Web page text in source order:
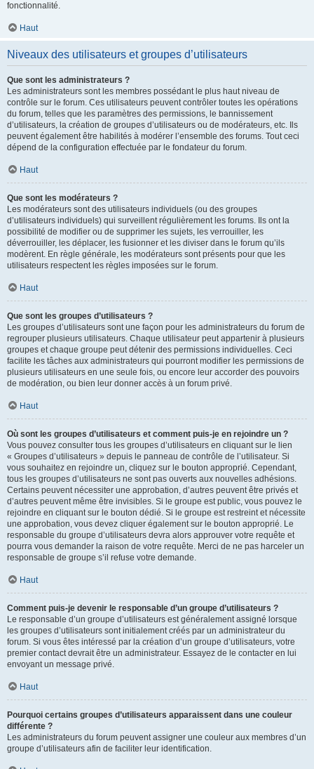
fonctionnalité.
Haut
Niveaux des utilisateurs et groupes d’utilisateurs
Que sont les administrateurs ?
Les administrateurs sont les membres possédant le plus haut niveau de
contrôle sur le forum. Ces utilisateurs peuvent contrôler toutes les opérations
du forum, telles que les paramètres des permissions, le bannissement
d’utilisateurs, la création de groupes d’utilisateurs ou de modérateurs, etc. Ils
peuvent également être habilités à modérer l’ensemble des forums. Tout ceci
dépend de la configuration effectuée par le fondateur du forum.
Haut
Que sont les modérateurs ?
Les modérateurs sont des utilisateurs individuels (ou des groupes
d’utilisateurs individuels) qui surveillent régulièrement les forums. Ils ont la
possibilité de modifier ou de supprimer les sujets, les verrouiller, les
déverrouiller, les déplacer, les fusionner et les diviser dans le forum qu’ils
modèrent. En règle générale, les modérateurs sont présents pour que les
utilisateurs respectent les règles imposées sur le forum.
Haut
Que sont les groupes d’utilisateurs ?
Les groupes d’utilisateurs sont une façon pour les administrateurs du forum de
regrouper plusieurs utilisateurs. Chaque utilisateur peut appartenir à plusieurs
groupes et chaque groupe peut détenir des permissions individuelles. Ceci
facilite les tâches aux administrateurs qui pourront modifier les permissions de
plusieurs utilisateurs en une seule fois, ou encore leur accorder des pouvoirs
de modération, ou bien leur donner accès à un forum privé.
Haut
Où sont les groupes d’utilisateurs et comment puis-je en rejoindre un ?
Vous pouvez consulter tous les groupes d’utilisateurs en cliquant sur le lien
« Groupes d’utilisateurs » depuis le panneau de contrôle de l’utilisateur. Si
vous souhaitez en rejoindre un, cliquez sur le bouton approprié. Cependant,
tous les groupes d’utilisateurs ne sont pas ouverts aux nouvelles adhésions.
Certains peuvent nécessiter une approbation, d’autres peuvent être privés et
d’autres peuvent même être invisibles. Si le groupe est public, vous pouvez le
rejoindre en cliquant sur le bouton dédié. Si le groupe est restreint et nécessite
une approbation, vous devez cliquer également sur le bouton approprié. Le
responsable du groupe d’utilisateurs devra alors approuver votre requête et
pourra vous demander la raison de votre requête. Merci de ne pas harceler un
responsable de groupe s’il refuse votre demande.
Haut
Comment puis-je devenir le responsable d’un groupe d’utilisateurs ?
Le responsable d’un groupe d’utilisateurs est généralement assigné lorsque
les groupes d’utilisateurs sont initialement créés par un administrateur du
forum. Si vous êtes intéressé par la création d’un groupe d’utilisateurs, votre
premier contact devrait être un administrateur. Essayez de le contacter en lui
envoyant un message privé.
Haut
Pourquoi certains groupes d’utilisateurs apparaissent dans une couleur
différente ?
Les administrateurs du forum peuvent assigner une couleur aux membres d’un
groupe d’utilisateurs afin de faciliter leur identification.